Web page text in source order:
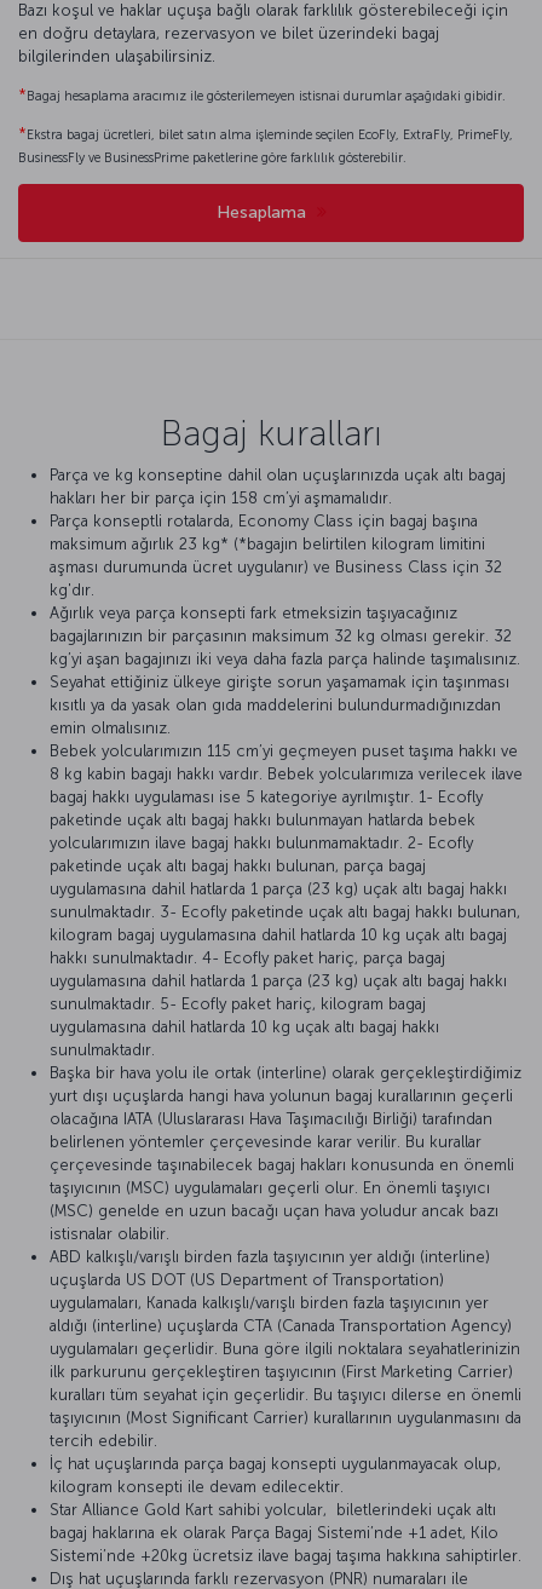
Bazı koşul ve haklar uçuşa bağlı olarak farklılık gösterebileceği için
en doğru detaylara, rezervasyon ve bilet üzerindeki bagaj
bilgilerinden ulaşabilirsiniz.
* Bagaj hesaplama aracımız ile gösterilemeyen istisnai durumlar aşağıdaki gibidir.
* Ekstra bagaj ücretleri, bilet satın alma işleminde seçilen EcoFly, ExtraFly, PrimeFly,
BusinessFly ve BusinessPrime paketlerine göre farklılık gösterebilir.
Hesaplama
Bagaj kuralları
Parça ve kg konseptine dahil olan uçuşlarınızda uçak altı bagaj
hakları her bir parça için 158 cm’yi aşmamalıdır.
Parça konseptli rotalarda, Economy Class için bagaj başına
maksimum ağırlık 23 kg* (*bagajın belirtilen kilogram limitini
aşması durumunda ücret uygulanır) ve Business Class için 32
kg'dır.
Ağırlık veya parça konsepti fark etmeksizin taşıyacağınız
bagajlarınızın bir parçasının maksimum 32 kg olması gerekir. 32
kg’yi aşan bagajınızı iki veya daha fazla parça halinde taşımalısınız.
Seyahat ettiğiniz ülkeye girişte sorun yaşamamak için taşınması
kısıtlı ya da yasak olan gıda maddelerini bulundurmadığınızdan
emin olmalısınız.
Bebek yolcularımızın 115 cm’yi geçmeyen puset taşıma hakkı ve
8 kg kabin bagajı hakkı vardır. Bebek yolcularımıza verilecek ilave
bagaj hakkı uygulaması ise 5 kategoriye ayrılmıştır. 1- Ecofly
paketinde uçak altı bagaj hakkı bulunmayan hatlarda bebek
yolcularımızın ilave bagaj hakkı bulunmamaktadır. 2- Ecofly
paketinde uçak altı bagaj hakkı bulunan, parça bagaj
uygulamasına dahil hatlarda 1 parça (23 kg) uçak altı bagaj hakkı
sunulmaktadır. 3- Ecofly paketinde uçak altı bagaj hakkı bulunan,
kilogram bagaj uygulamasına dahil hatlarda 10 kg uçak altı bagaj
hakkı sunulmaktadır. 4- Ecofly paket hariç, parça bagaj
uygulamasına dahil hatlarda 1 parça (23 kg) uçak altı bagaj hakkı
sunulmaktadır. 5- Ecofly paket hariç, kilogram bagaj
uygulamasına dahil hatlarda 10 kg uçak altı bagaj hakkı
sunulmaktadır.
Başka bir hava yolu ile ortak (interline) olarak gerçekleştirdiğimiz
yurt dışı uçuşlarda hangi hava yolunun bagaj kurallarının geçerli
olacağına IATA (Uluslararası Hava Taşımacılığı Birliği) tarafından
belirlenen yöntemler çerçevesinde karar verilir. Bu kurallar
çerçevesinde taşınabilecek bagaj hakları konusunda en önemli
taşıyıcının (MSC) uygulamaları geçerli olur. En önemli taşıyıcı
(MSC) genelde en uzun bacağı uçan hava yoludur ancak bazı
istisnalar olabilir.
ABD kalkışlı/varışlı birden fazla taşıyıcının yer aldığı (interline)
uçuşlarda US DOT (US Department of Transportation)
uygulamaları, Kanada kalkışlı/varışlı birden fazla taşıyıcının yer
aldığı (interline) uçuşlarda CTA (Canada Transportation Agency)
uygulamaları geçerlidir. Buna göre ilgili noktalara seyahatlerinizin
ilk parkurunu gerçekleştiren taşıyıcının (First Marketing Carrier)
kuralları tüm seyahat için geçerlidir. Bu taşıyıcı dilerse en önemli
taşıyıcının (Most Significant Carrier) kurallarının uygulanmasını da
tercih edebilir.
İç hat uçuşlarında parça bagaj konsepti uygulanmayacak olup,
kilogram konsepti ile devam edilecektir.
Star Alliance Gold Kart sahibi yolcular, biletlerindeki uçak altı
bagaj haklarına ek olarak Parça Bagaj Sistemi’nde +1 adet, Kilo
Sistemi’nde +20kg ücretsiz ilave bagaj taşıma hakkına sahiptirler.
Dış hat uçuşlarında farklı rezervasyon (PNR) numaraları ile